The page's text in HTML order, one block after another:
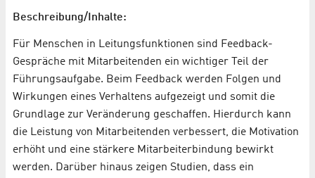
Beschreibung/Inhalte:
Für Menschen in Leitungsfunktionen sind Feedback-
Gespräche mit Mitarbeitenden ein wichtiger Teil der
Führungsaufgabe. Beim Feedback werden Folgen und
Wirkungen eines Verhaltens aufgezeigt und somit die
Grundlage zur Veränderung geschaffen. Hierdurch kann
die Leistung von Mitarbeitenden verbessert, die Motivation
erhöht und eine stärkere Mitarbeiterbindung bewirkt
werden. Darüber hinaus zeigen Studien, dass ein